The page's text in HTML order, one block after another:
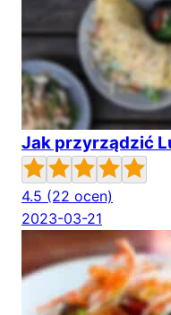
Jak przyrządzić
4.5 (22 ocen)
2023-03-21